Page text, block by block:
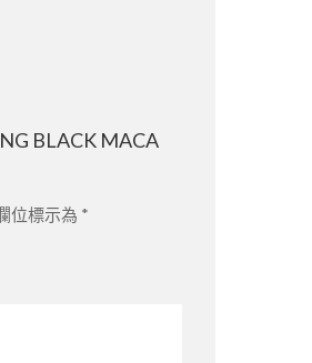
BLACK MACA
位標示為 *